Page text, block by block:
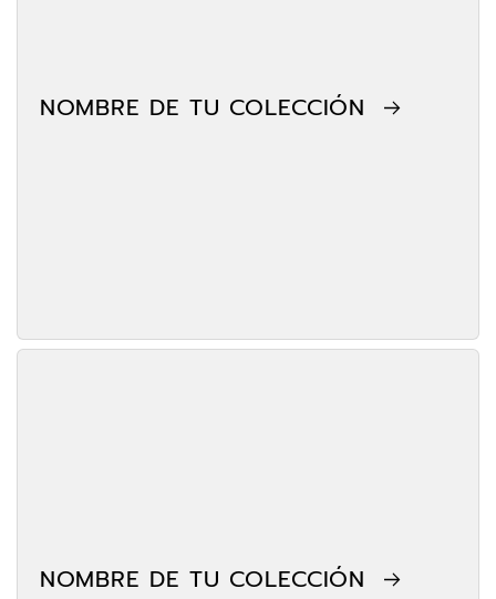
NOMBRE DE TU COLECCIÓN
NOMBRE DE TU COLECCIÓN